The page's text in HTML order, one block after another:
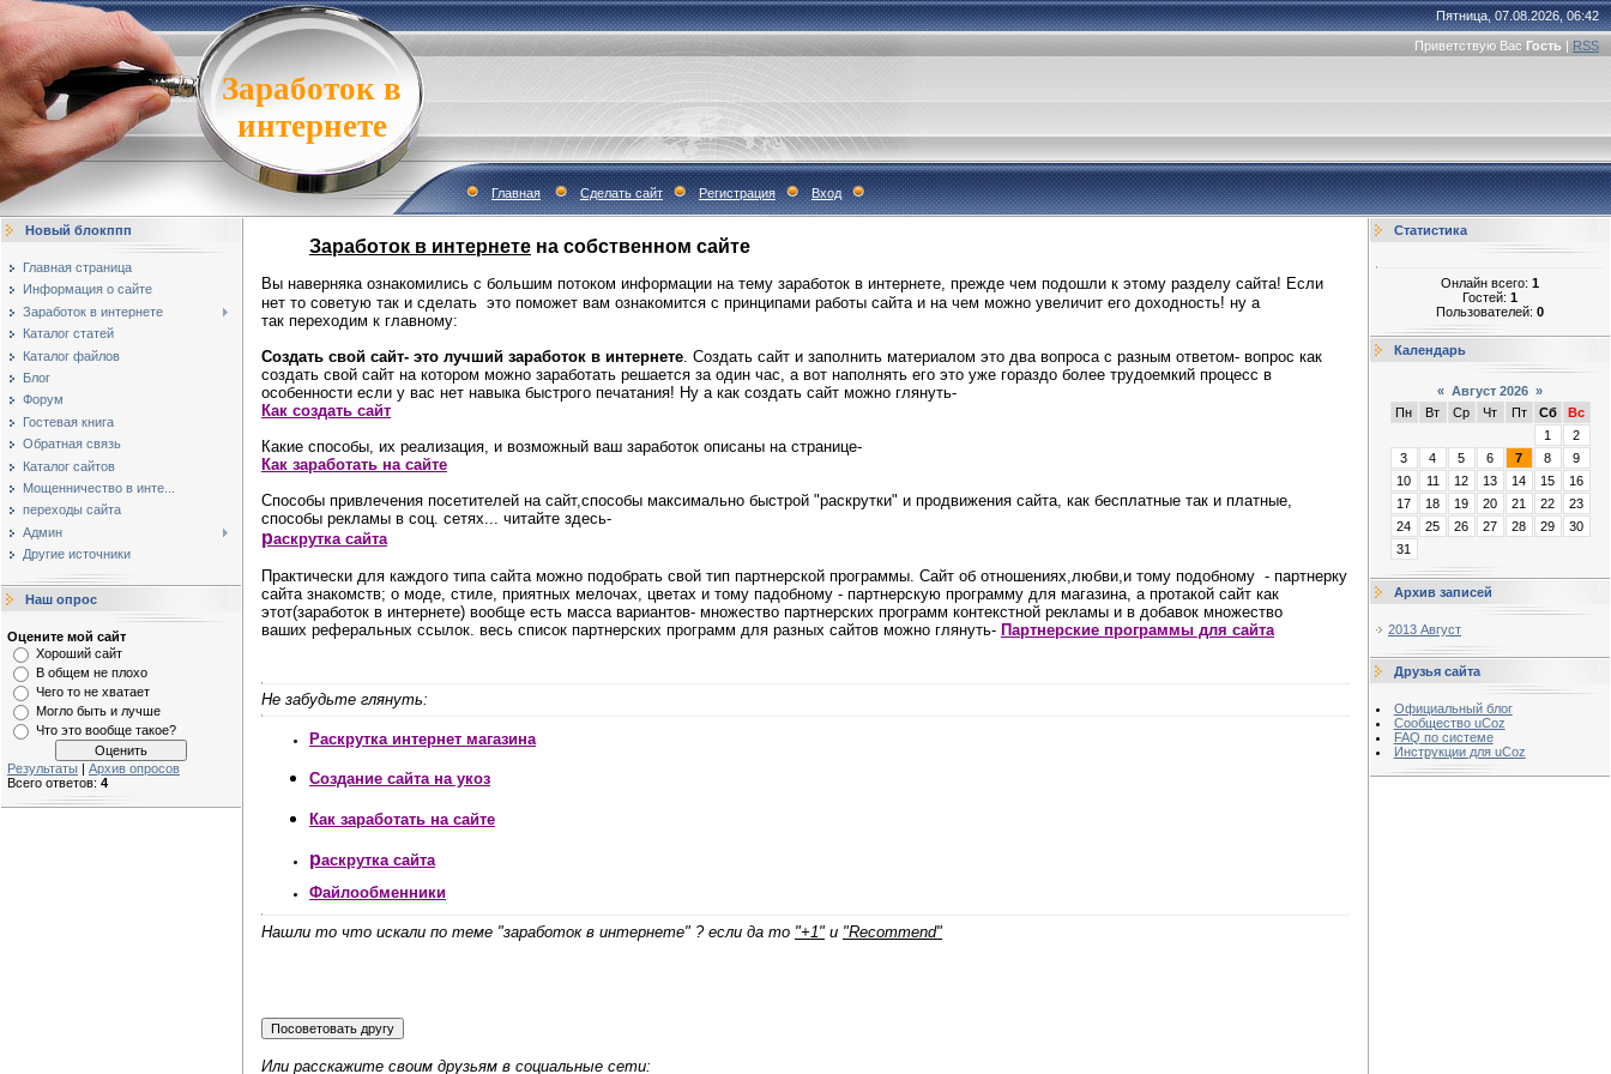
Заработок в
интернете
Пятница, 07.08.2026, 06:42
Приветствую Вас Гость | RSS
Главная Сделать сайт Регистрация Вход
Новый блокппп
Главная страница
Информация о сайте
Заработок в интернете
Каталог статей
Каталог файлов
Блог
Форум
Гостевая книга
Обратная связь
Каталог сайтов
Мощенничество в инте...
переходы сайта
Админ
Другие источники
Наш опрос
Оцените мой сайт
Хороший сайт
В общем не плохо
Чего то не хватает
Могло быть и лучше
Что это вообще такое?
Результаты | Архив опросов
Всего ответов: 4
Заработок в интернете на собственном сайте
Вы наверняка ознакомились с большим потоком информации на тему заработок в интернете, прежде чем подошли к этому разделу сайта! Если
нет то советую так и сделать это поможет вам ознакомится с принципами работы сайта и на чем можно увеличит его доходность! ну а
так переходим к главному:
Создать свой сайт- это лучший заработок в интернете. Создать сайт и заполнить материалом это два вопроса с разным ответом- вопрос как
создать свой сайт на котором можно заработать решается за один час, а вот наполнять его это уже гораздо более трудоемкий процесс в
особенности если у вас нет навыка быстрого печатания! Ну а как создать сайт можно глянуть-
Как создать сайт
Какие способы, их реализация, и возможный ваш заработок описаны на странице-
Как заработать на сайте
Способы привлечения посетителей на сайт,способы максимально быстрой "раскрутки" и продвижения сайта, как бесплатные так и платные,
способы рекламы в соц. сетях... читайте здесь-
раскрутка сайта
Практически для каждого типа сайта можно подобрать свой тип партнерской программы. Сайт об отношениях,любви,и тому подобному - партнерку
сайта знакомств; о моде, стиле, приятных мелочах, цветах и тому падобному - партнерскую программу для магазина, а протакой сайт как
этот(заработок в интернете) вообще есть масса вариантов- множество партнерских программ контекстной рекламы и в добавок множество
ваших реферальных ссылок. весь список партнерских программ для разных сайтов можно глянуть- Партнерские программы для сайта
Не забудьте глянуть:
Раскрутка интернет магазина
Создание сайта на укоз
Как заработать на сайте
раскрутка сайта
Файлообменники
Нашли то что искали по теме "заработок в интернете" ? если да то "+1" и "Recommend"
Или расскажите своим друзьям в социальные сети:
Статистика
Онлайн всего: 1
Гостей: 1
Пользователей: 0
Календарь
« Август 2026 »
Пн
Вт Ср Чт Пт Сб
Вс
1
2
3
4 5 6 7 8
9
10
11 12 13 14 15
16
17
18 19 20 21 22
23
24
25 26 27 28 29
30
31
Архив записей
2013 Август
Друзья сайта
Официальный блог
Сообщество uCoz
FAQ по системе
Инструкции для uCoz